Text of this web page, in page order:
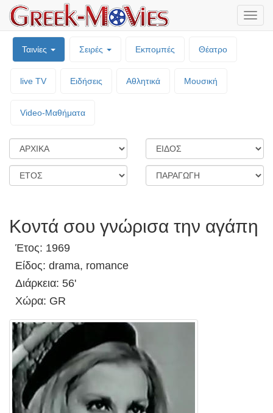
Ταινίες Σειρές Εκπομπές Θέατρο
live TV Ειδήσεις Αθλητικά Μουσική
Video-Mαθήματα
Κοντά σου γνώρισα την αγάπη
Έτος: 1969
Είδος: drama, romance
Διάρκεια: 56'
Χώρα: GR